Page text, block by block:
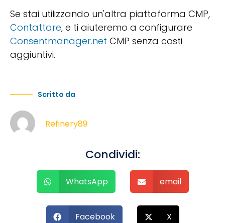
Se stai utilizzando un'altra piattaforma CMP,
Contattare, e ti aiuteremo a configurare
Consentmanager.net CMP senza costi
aggiuntivi.
Scritto da
Refinery89
Condividi:
WhatsApp email
Facebook X